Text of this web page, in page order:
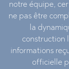
notre équipe,
ne pas être
la
construction
informations
officielle